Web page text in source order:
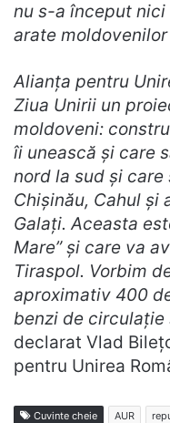
nu s-a început
arate
Alianța pentru
Ziua Unirii un
moldoveni:
îi unească și care
nord la sud și care
Chișinău, Cahul și
Galați. Aceasta
Mare”și care va
Tiraspol. Vorbim
aproximativ 400
benzi de circulație
declarat Vlad
pentru Unirea
Cuvinte cheie AUR